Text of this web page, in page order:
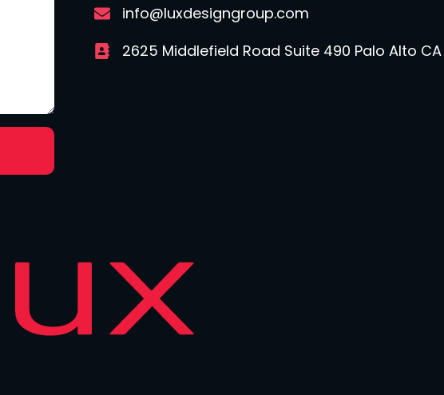
info@luxdesigngroup.com
2625 Middlefield Road Suite 490 Palo Alto